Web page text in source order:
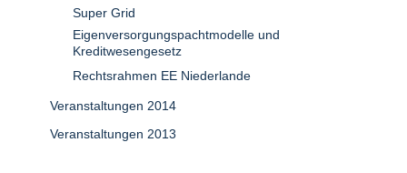
Super Grid
Eigenversorgungspachtmodelle und
Kreditwesengesetz
Rechtsrahmen EE Niederlande
Veranstaltungen 2014
Veranstaltungen 2013